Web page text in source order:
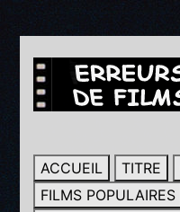
ACCUEIL TITRE
FILMS POPULAIRES